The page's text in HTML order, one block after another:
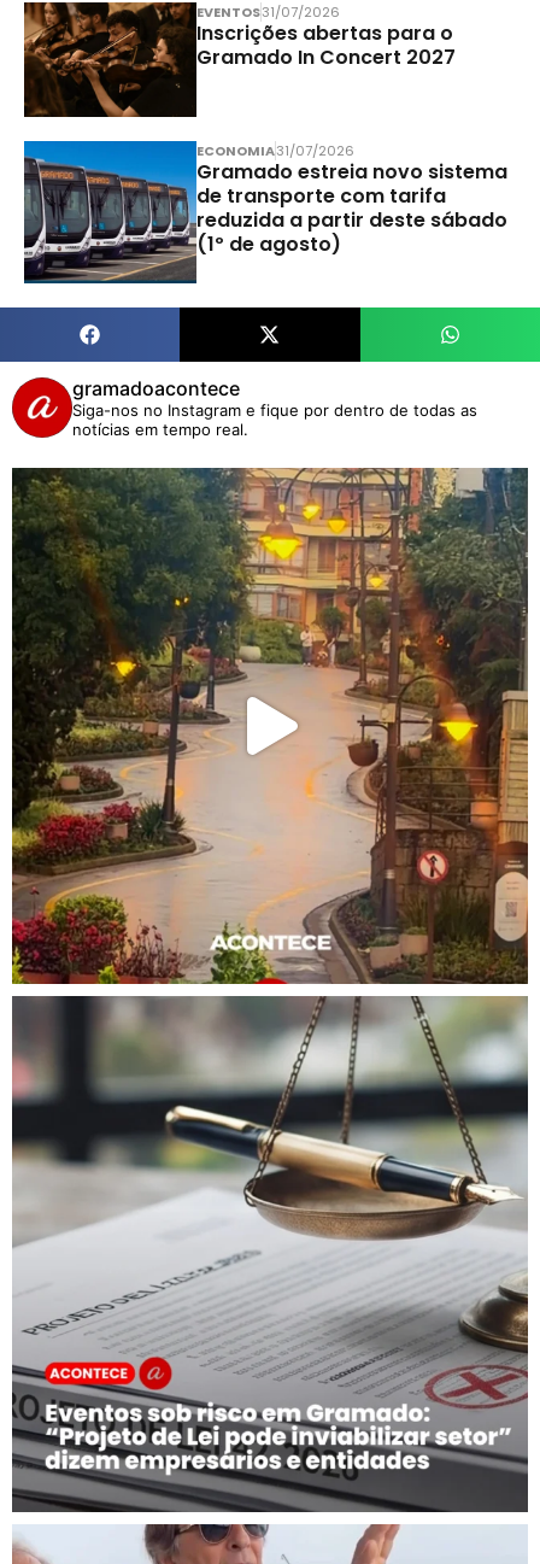
EVENTOS31/07/2026
Inscrições abertas para o
Gramado In Concert 2027
ECONOMIA31/07/2026
Gramado estreia novo sistema
de transporte com tarifa
reduzida a partir deste sábado
(1º de agosto)
gramadoacontece
Siga-nos no Instagram e fique por dentro de todas as
notícias em tempo real.